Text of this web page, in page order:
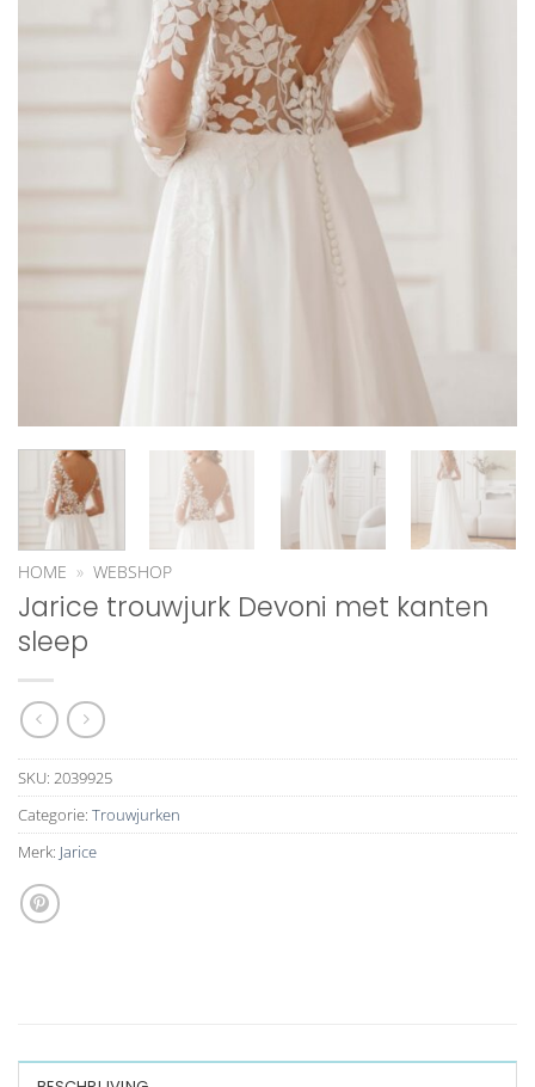
HOME » WEBSHOP
Jarice trouwjurk Devoni met kanten
sleep
SKU: 2039925
Categorie: Trouwjurken
Merk: Jarice